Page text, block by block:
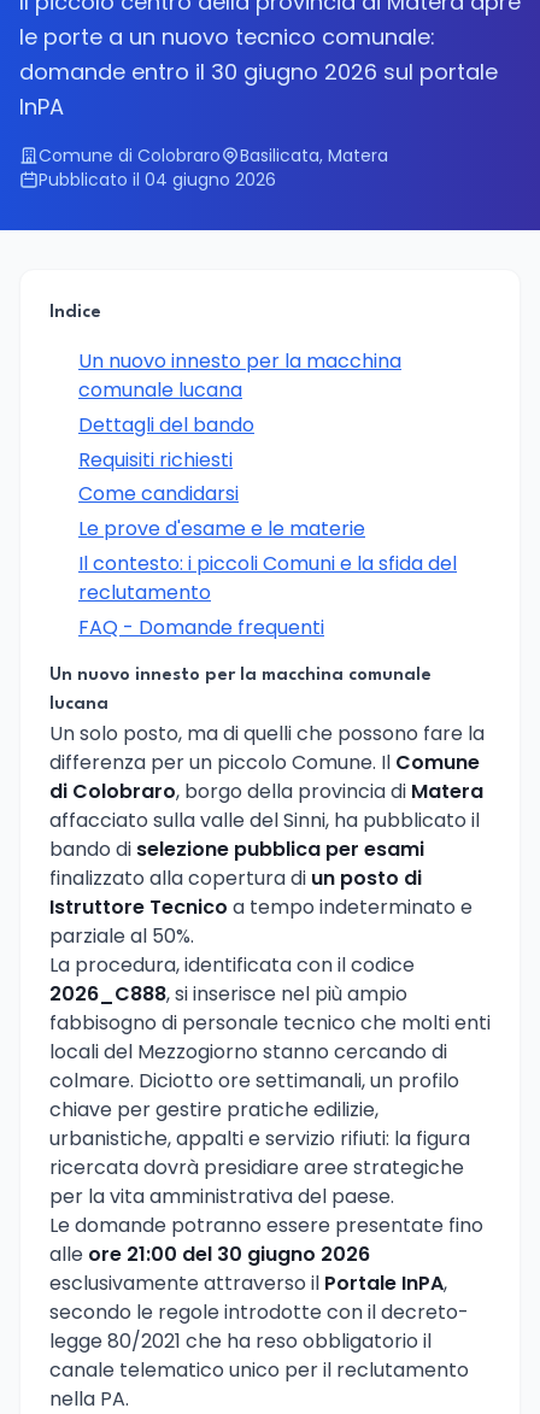
le porte a un nuovo tecnico comunale:
domande entro il 30 giugno 2026 sul portale
InPA
Comune di Colobraro
Basilicata, Matera
Pubblicato il 04 giugno 2026
Indice
Un nuovo innesto per la macchina
comunale lucana
Dettagli del bando
Requisiti richiesti
Come candidarsi
Le prove d'esame e le materie
Il contesto: i piccoli Comuni e la sfida del
reclutamento
FAQ - Domande frequenti
Un nuovo innesto per la macchina comunale
lucana
Un solo posto, ma di quelli che possono fare la
differenza per un piccolo Comune. Il Comune
di Colobraro, borgo della provincia di Matera
affacciato sulla valle del Sinni, ha pubblicato il
bando di selezione pubblica per esami
finalizzato alla copertura di un posto di
Istruttore Tecnico a tempo indeterminato e
parziale al 50%.
La procedura, identificata con il codice
2026_C888, si inserisce nel più ampio
fabbisogno di personale tecnico che molti enti
locali del Mezzogiorno stanno cercando di
colmare. Diciotto ore settimanali, un profilo
chiave per gestire pratiche edilizie,
urbanistiche, appalti e servizio rifiuti: la figura
ricercata dovrà presidiare aree strategiche
per la vita amministrativa del paese.
Le domande potranno essere presentate fino
alle ore 21:00 del 30 giugno 2026
esclusivamente attraverso il Portale InPA,
secondo le regole introdotte con il decreto-
legge 80/2021 che ha reso obbligatorio il
canale telematico unico per il reclutamento
nella PA.